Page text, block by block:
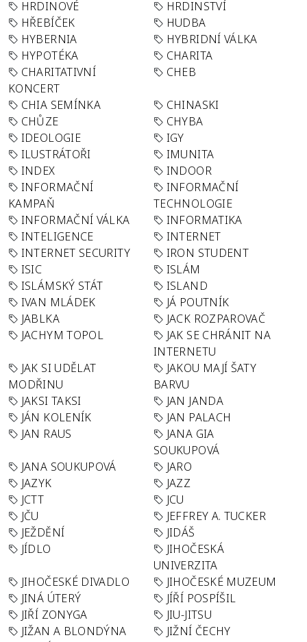
HRDINOVÉ
HRDINSTVÍ
HŘEBÍČEK
HUDBA
HYBERNIA
HYBRIDNÍ VÁLKA
HYPOTÉKA
CHARITA
CHARITATIVNÍ
KONCERT
CHEB
CHIA SEMÍNKA
CHINASKI
CHŮZE
CHYBA
IDEOLOGIE
IGY
ILUSTRÁTOŘI
IMUNITA
INDEX
INDOOR
INFORMAČNÍ
KAMPAŇ
INFORMAČNÍ
TECHNOLOGIE
INFORMAČNÍ VÁLKA
INFORMATIKA
INTELIGENCE
INTERNET
INTERNET SECURITY
IRON STUDENT
ISIC
ISLÁM
ISLÁMSKÝ STÁT
ISLAND
IVAN MLÁDEK
JÁ POUTNÍK
JABLKA
JACK ROZPAROVAČ
JACHYM TOPOL
JAK SE CHRÁNIT NA
INTERNETU
JAK SI UDĚLAT
MODŘINU
JAKOU MAJÍ ŠATY
BARVU
JAKSI TAKSI
JAN JANDA
JÁN KOLENÍK
JAN PALACH
JAN RAUS
JANA GIA
SOUKUPOVÁ
JANA SOUKUPOVÁ
JARO
JAZYK
JAZZ
JCTT
JCU
JČU
JEFFREY A. TUCKER
JEŽDĚNÍ
JIDÁŠ
JÍDLO
JIHOČESKÁ
UNIVERZITA
JIHOČESKÉ DIVADLO
JIHOČESKÉ MUZEUM
JINÁ ÚTERÝ
JÍŘÍ POSPÍŠIL
JIŘÍ ZONYGA
JIU-JITSU
JIŽAN A BLONDÝNA
JIŽNÍ ČECHY